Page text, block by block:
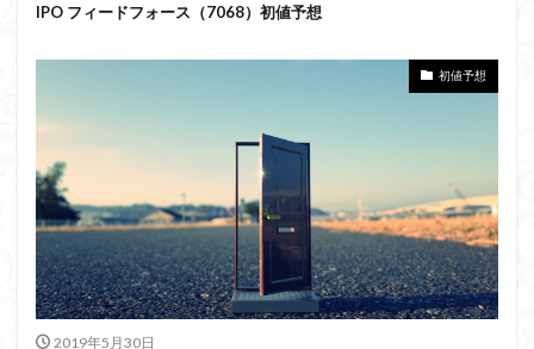
IPO フィードフォース（7068）初値予想
初値予想
2019年5月30日